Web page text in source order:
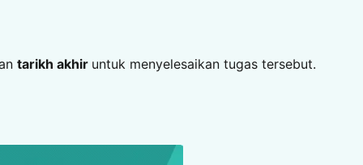
tarikh akhir untuk menyelesaikan tugas tersebut.